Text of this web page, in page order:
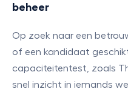
beheer
Op zoek naar een
of een kandidaat
capaciteitentest, zoals
snel inzicht in iemands